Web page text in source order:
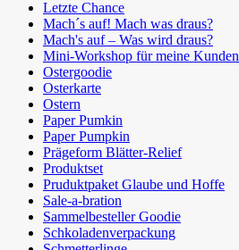
Letzte Chance
Mach´s auf! Mach was draus?
Mach's auf – Was wird draus?
Mini-Workshop für meine Kunden
Ostergoodie
Osterkarte
Ostern
Paper Pumkin
Paper Pumpkin
Prägeform Blätter-Relief
Produktset
Pruduktpaket Glaube und Hoffe
Sale-a-bration
Sammelbesteller Goodie
Schkoladenverpackung